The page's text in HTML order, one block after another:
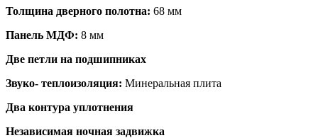
Толщина дверного полотна: 68 мм
Панель МДФ: 8 мм
Две петли на подшипниках
Звуко- теплоизоляция: Минеральная плита
Два контура уплотнения
Независимая ночная задвижка